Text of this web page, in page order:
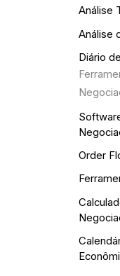
Análise
Análise
Diário
Order